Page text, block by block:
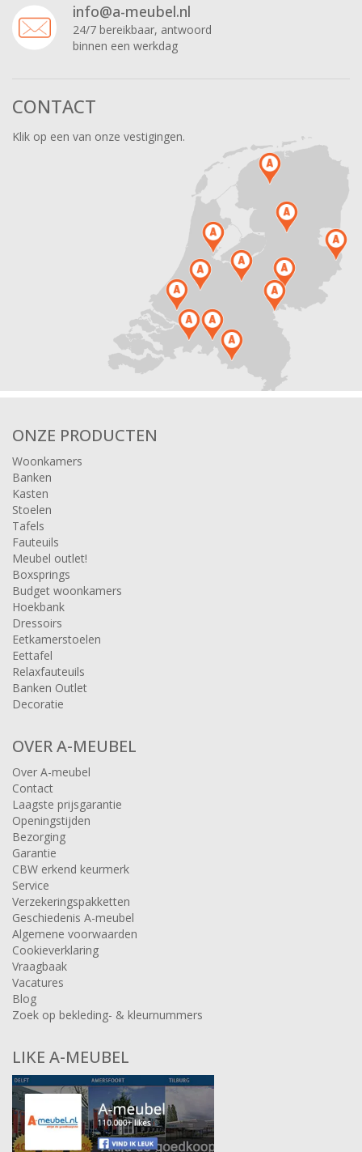
info@a-meubel.nl
24/7 bereikbaar, antwoord
binnen een werkdag
CONTACT
Klik op een van onze vestigingen.
ONZE PRODUCTEN
Woonkamers
Banken
Kasten
Stoelen
Tafels
Fauteuils
Meubel outlet!
Boxsprings
Budget woonkamers
Hoekbank
Dressoirs
Eetkamerstoelen
Eettafel
Relaxfauteuils
Banken Outlet
Decoratie
OVER A-MEUBEL
Over A-meubel
Contact
Laagste prijsgarantie
Openingstijden
Bezorging
Garantie
CBW erkend keurmerk
Service
Verzekeringspakketten
Geschiedenis A-meubel
Algemene voorwaarden
Cookieverklaring
Vraagbaak
Vacatures
Blog
Zoek op bekleding- & kleurnummers
LIKE A-MEUBEL